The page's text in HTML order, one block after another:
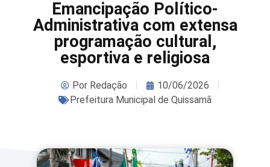
Emancipação Político-
Administrativa com extensa
programação cultural,
esportiva e religiosa
PorRedação
10/06/2026
Prefeitura Municipal de Quissamã